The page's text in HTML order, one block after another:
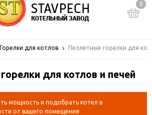
0
Горелки для котлов Пеллетные горелки для
для котлов и печей
мощность и подобрать котел в
от вашего помещения